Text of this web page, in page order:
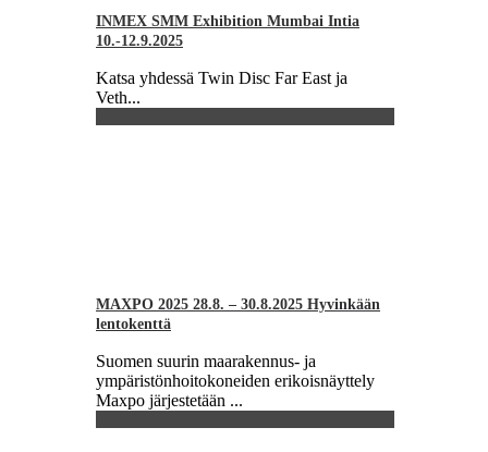
INMEX SMM Exhibition Mumbai Intia
10.-12.9.2025
Katsa yhdessä Twin Disc Far East ja
Veth...
MAXPO 2025 28.8. – 30.8.2025 Hyvinkään
lentokenttä
Suomen suurin maarakennus- ja
ympäristönhoitokoneiden erikoisnäyttely
Maxpo järjestetään ...